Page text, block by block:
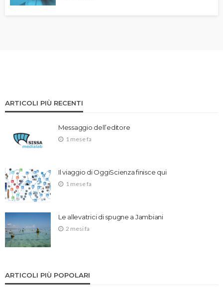
ARTICOLI PIÙ RECENTI
Messaggio dell’editore
1 mese fa
Il viaggio di OggiScienza finisce qui
1 mese fa
Le allevatrici di spugne a Jambiani
2 mesi fa
ARTICOLI PIÙ POPOLARI